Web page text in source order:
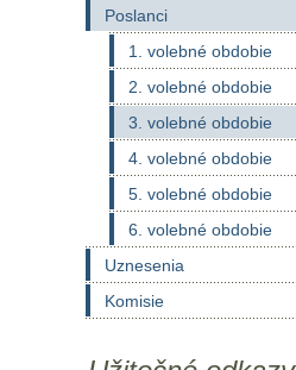
Poslanci
1. volebné obdobie
2. volebné obdobie
3. volebné obdobie
4. volebné obdobie
5. volebné obdobie
6. volebné obdobie
Uznesenia
Komisie